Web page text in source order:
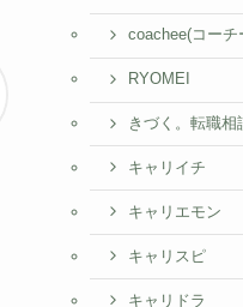
coachee(コーチ
RYOMEI
きづく。転職相
キャリイチ
キャリエモン
キャリスピ
キャリドラ